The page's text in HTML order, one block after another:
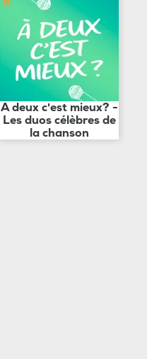
A deux c'est mieux? -
Les duos célèbres de
la chanson